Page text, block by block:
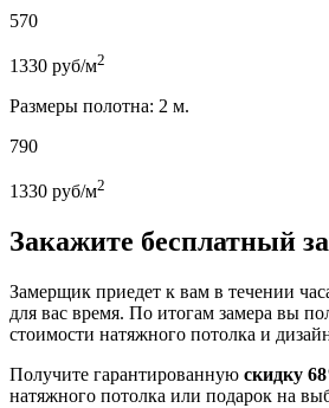
570
1330 руб/м2
Размеры полотна: 2 м.
790
1330 руб/м2
Закажите бесплатный
Замерщик приедет к вам в течении
для вас время. По итогам замера вы
стоимости натяжного потолка и
Получите гарантированную скидку
натяжного потолка или подарок на